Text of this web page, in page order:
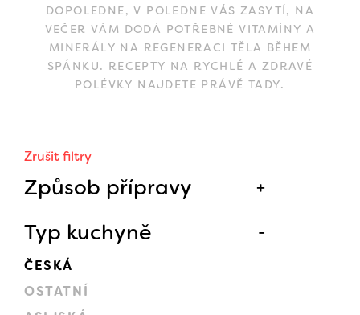
Zrušit filtry
Způsob přípravy
Typ kuchyně
ČESKÁ
OSTATNÍ
DOPOLEDNE, V POLEDNE VÁS ZASYTÍ, NA
VEČER VÁM DODÁ POTŘEBNÉ VITAMÍNY A
MINERÁLY NA REGENERACI TĚLA BĚHEM
SPÁNKU. RECEPTY NA RYCHLÉ A ZDRAVÉ
POLÉVKY NAJDETE PRÁVĚ TADY.